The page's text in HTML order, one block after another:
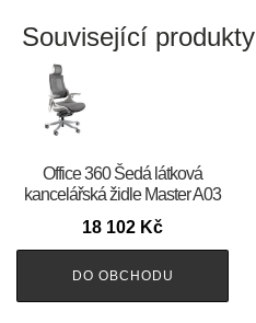
Související produkty
Office 360 Šedá látková
kancelářská židle Master A03
18 102 Kč
DO OBCHODU